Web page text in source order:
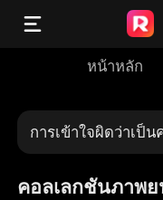
หน้าหลัก
การเข้าใจผิดว่าเป็
คอลเลกชันภาพย